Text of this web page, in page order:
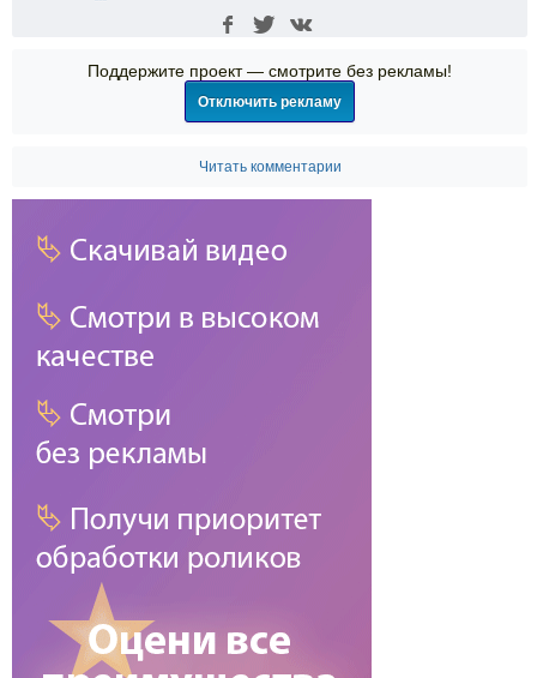
Поддержите проект — смотрите без рекламы!
Отключить рекламу
Читать комментарии